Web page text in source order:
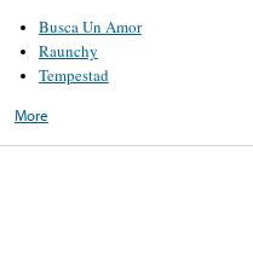
Busca Un Amor
Raunchy
Tempestad
More